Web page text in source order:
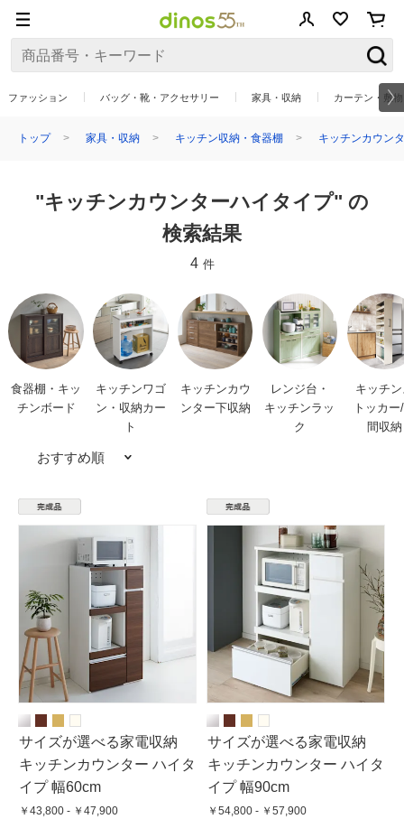
ファッション バッグ・靴・アクセサリー 家具・収納 カーテン・敷
トップ 家具・収納 キッチン収納・食器棚 キッチンカウン
"キッチンカウンターハイタイプ" の
検索結果
4 件
食器棚・キッ
チンボード
キッチンワゴ
ン・収納カー
ト
キッチンカウ
ンター下収納
レンジ台・
キッチンラッ
ク
キッチ
トッカー
間収納
おすすめ順
サイズが選べる家電収納
キッチンカウンター ハイタ
イプ 幅60cm
￥43,800 - ￥47,900
サイズが選べる家電収納
キッチンカウンター ハイタ
イプ 幅90cm
￥54,800 - ￥57,900